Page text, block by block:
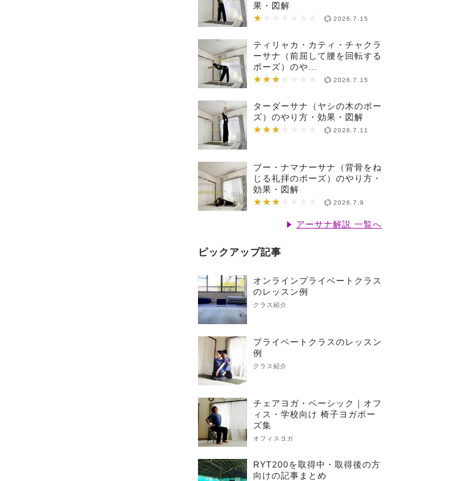
果・図解
★
★★★★★★★ 2026.7.15
ティリャカ・カティ・チャクラ
ーサナ（前屈して腰を回転する
ポーズ）のや…
★★★
★★★★★★★ 2026.7.15
ターダーサナ（ヤシの木のポー
ズ）のやり方・効果・図解
★★★
★★★★★★★ 2026.7.11
ブー・ナマナーサナ（背骨をね
じる礼拝のポーズ）のやり方・
効果・図解
★★★
★★★★★★★ 2026.7.9
アーサナ解説 一覧へ
ピックアップ記事
オンラインプライベートクラス
のレッスン例
クラス紹介
プライベートクラスのレッスン
例
クラス紹介
チェアヨガ・ベーシック｜オフ
ィス・学校向け 椅子ヨガポー
ズ集
オフィスヨガ
RYT200を取得中・取得後の方
向けの記事まとめ